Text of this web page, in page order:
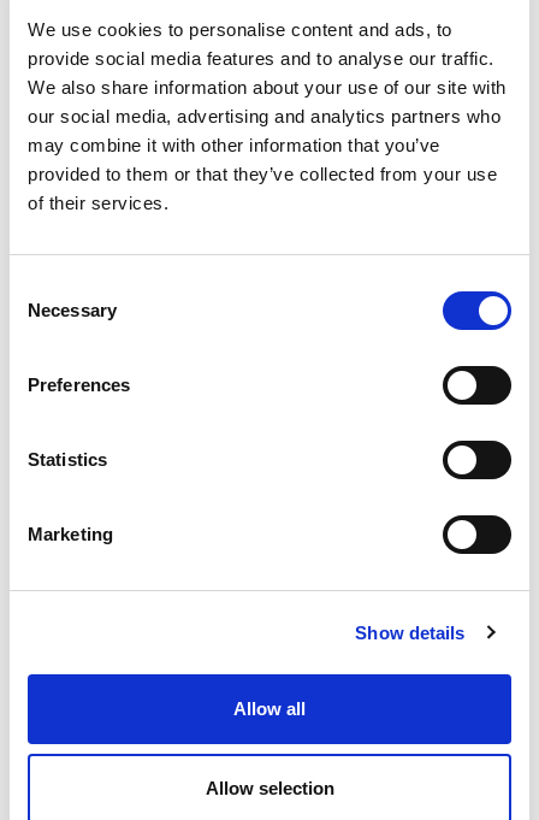
We use cookies to personalise content and ads, to
provide social media features and to analyse our traffic.
We also share information about your use of our site with
our social media, advertising and analytics partners who
may combine it with other information that you’ve
provided to them or that they’ve collected from your use
of their services.
Selection
Necessary
Preferences
Statistics
Marketing
Show details
Allow all
Allow selection
各种技术
取决于当地行业：
AFM，MICROFLOW，TEM，ECM，动态
ECM
Machining
Search